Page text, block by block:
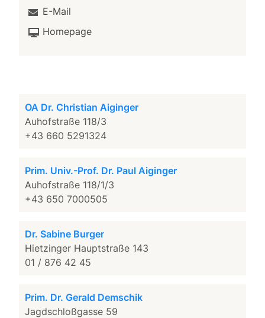
E-Mail
Homepage
OA Dr. Christian Aiginger
Auhofstraße 118/3
+43 660 5291324
Prim. Univ.-Prof. Dr. Paul Aiginger
Auhofstraße 118/1/3
+43 650 7000505
Dr. Sabine Burger
Hietzinger Hauptstraße 143
01 / 876 42 45
Prim. Dr. Gerald Demschik
Jagdschloßgasse 59